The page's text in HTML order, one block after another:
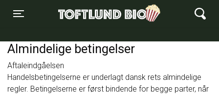
Toggle navigation
Toftlund Biograf
Almindelige betingelser
Aftaleindgåelsen
Handelsbetingelserne er underlagt dansk rets almindelige
regler. Betingelserne er først bindende for begge parter, når